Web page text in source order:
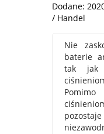
Dodane:
/ Handel
Nie
baterie
tak